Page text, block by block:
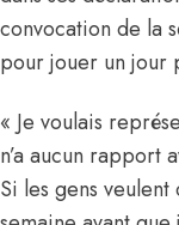
convocation de la
pour jouer un jour
« Je voulais
n’a aucun rapport
Si les gens